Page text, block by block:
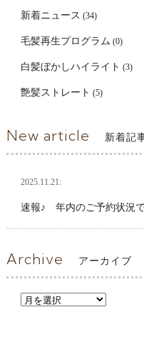
新着ニュース (34)
毛髪再生プログラム (0)
白髪ぼかしハイライト (3)
艶髪ストレート (5)
New article 新着記
2025.11.21:
速報♪ 年内のご予約状況で
Archive アーカイブ